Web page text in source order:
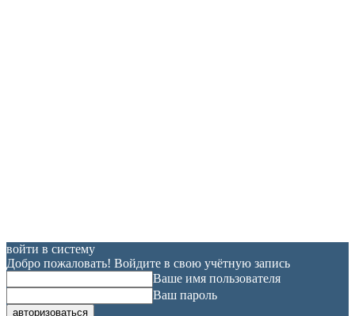
войти в систему
Добро пожаловать! Войдите в свою учётную запись
Ваше имя пользователя
Ваш пароль